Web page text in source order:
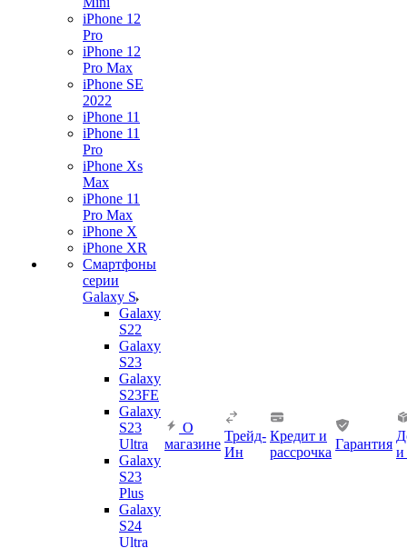
iPhone 12
Pro
iPhone 12
Pro Max
iPhone SE
2022
iPhone 11
iPhone 11
Pro
iPhone Xs
Max
iPhone 11
Pro Max
iPhone X
iPhone XR
Смартфоны
серии
Galaxy S
Galaxy
S22
Galaxy
S23
Galaxy
S23FE
Galaxy
S23
Ultra
Galaxy
S23
Plus
Galaxy
S24
Ultra
О
магазине
Трейд-
Ин
Кредит и
рассрочка
Гарантия
и